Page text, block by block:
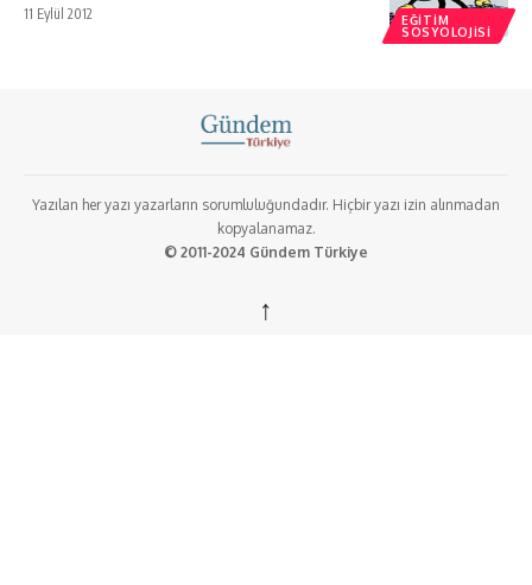
EĞITIM
SOSYOLOJISI
11 Eylül 2012
Yazılan her yazı yazarların sorumluluğundadır. Hiçbir yazı izin alınmadan
kopyalanamaz.
© 2011-2024 Gündem Türkiye
↑